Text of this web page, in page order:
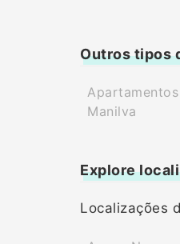
Outros tipos
Manilva
Explore
Localizações